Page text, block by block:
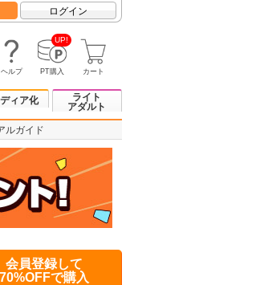
ログイン
ヘルプ
UP!
PT購入 カート
ィア化
ライト
アダルト
ルガイド
会員登録して
70%OFFで購入